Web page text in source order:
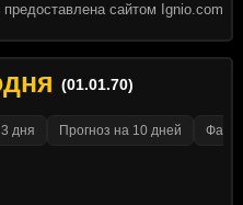
сайтом Ignio.com
(01.01.70)
дня Прогноз на 10 дней